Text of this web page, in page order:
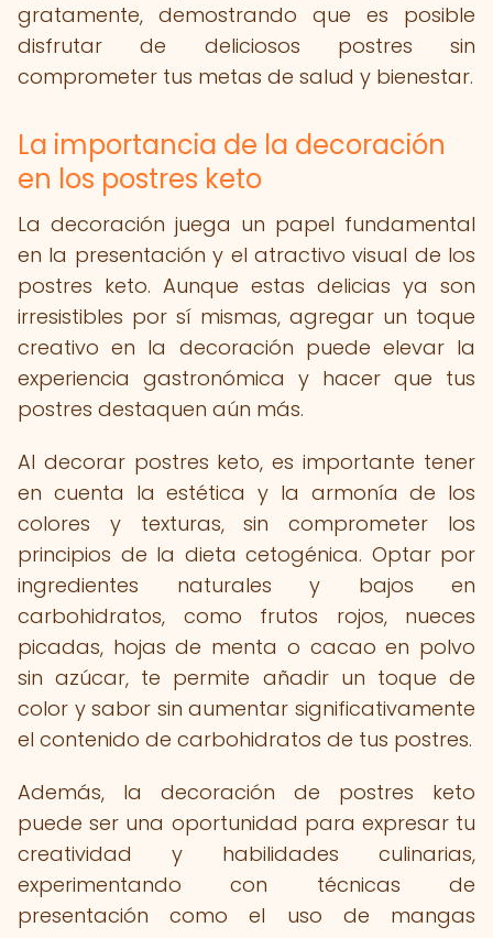
gratamente, demostrando que es posible
disfrutar de deliciosos postres sin
comprometer tus metas de salud y bienestar.
La importancia de la decoración
en los postres keto
La decoración juega un papel fundamental
en la presentación y el atractivo visual de los
postres keto. Aunque estas delicias ya son
irresistibles por sí mismas, agregar un toque
creativo en la decoración puede elevar la
experiencia gastronómica y hacer que tus
postres destaquen aún más.
Al decorar postres keto, es importante tener
en cuenta la estética y la armonía de los
colores y texturas, sin comprometer los
principios de la dieta cetogénica. Optar por
ingredientes naturales y bajos en
carbohidratos, como frutos rojos, nueces
picadas, hojas de menta o cacao en polvo
sin azúcar, te permite añadir un toque de
color y sabor sin aumentar significativamente
el contenido de carbohidratos de tus postres.
Además, la decoración de postres keto
puede ser una oportunidad para expresar tu
creatividad y habilidades culinarias,
experimentando con técnicas de
presentación como el uso de mangas